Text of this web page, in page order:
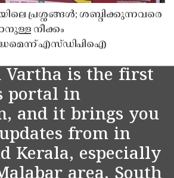
പ്രശ്നങ്ങൾ; ശബ്ദിക്കുന്നവരെ
നീക്കം
എസ്ഡിപിഐ
Vartha is the first
portal in
and it brings you
from in
Kerala, especially